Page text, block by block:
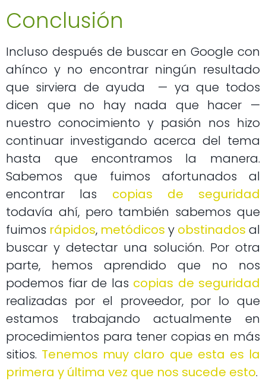
Conclusión
Incluso después de buscar en Google con
ahínco y no encontrar ningún resultado
que sirviera de ayuda — ya que todos
dicen que no hay nada que hacer —
nuestro conocimiento y pasión nos hizo
continuar investigando acerca del tema
hasta que encontramos la manera.
Sabemos que fuimos afortunados al
encontrar las copias de seguridad
todavía ahí, pero también sabemos que
fuimos rápidos, metódicos y obstinados al
buscar y detectar una solución. Por otra
parte, hemos aprendido que no nos
podemos fiar de las copias de seguridad
realizadas por el proveedor, por lo que
estamos trabajando actualmente en
procedimientos para tener copias en más
sitios. Tenemos muy claro que esta es la
primera y última vez que nos sucede esto.